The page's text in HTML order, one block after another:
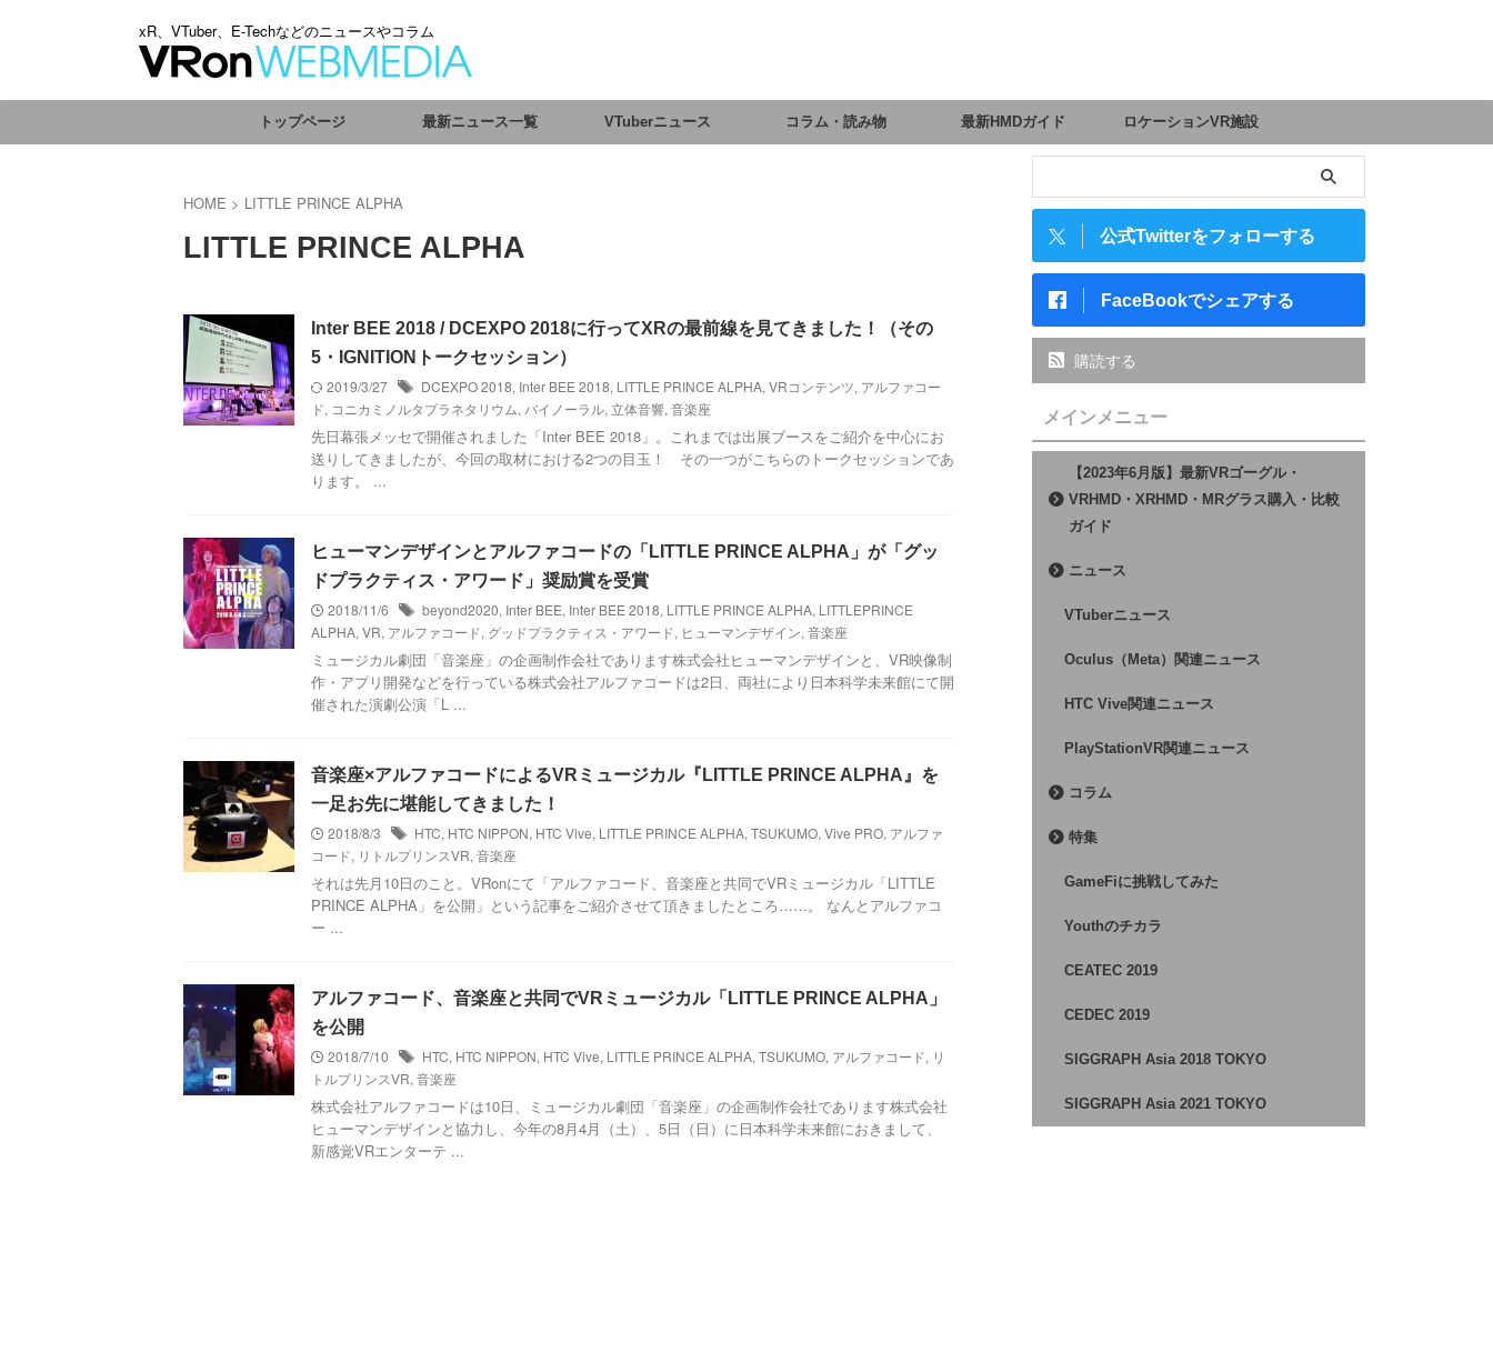
xR、VTuber、E-Techなどのニュースやコラム
トップページ 最新ニュース一覧 VTuberニュース コラム・読み物 最新HMDガイド ロケーションVR施設
HOME > LITTLE PRINCE ALPHA
LITTLE PRINCE ALPHA
Inter BEE 2018 / DCEXPO 2018に行ってXRの最前線を見てきました！（その
5・IGNITIONトークセッション）
2019/3/27
DCEXPO 2018, Inter BEE 2018, LITTLE PRINCE ALPHA, VRコンテンツ, アルファコー
ド, コニカミノルタプラネタリウム, バイノーラル, 立体音響, 音楽座
先日幕張メッセで開催されました「Inter BEE 2018」。これまでは出展ブースをご紹介を中心にお
送りしてきましたが、今回の取材における2つの目玉！ その一つがこちらのトークセッションであ
ります。 ...
ヒューマンデザインとアルファコードの「LITTLE PRINCE ALPHA」が「グッ
ドプラクティス・アワード」奨励賞を受賞
2018/11/6
beyond2020, Inter BEE, Inter BEE 2018, LITTLE PRINCE ALPHA, LITTLEPRINCE
ALPHA, VR, アルファコード, グッドプラクティス・アワード, ヒューマンデザイン, 音楽座
ミュージカル劇団「音楽座」の企画制作会社であります株式会社ヒューマンデザインと、VR映像制
作・アプリ開発などを行っている株式会社アルファコードは2日、両社により日本科学未来館にて開
催された演劇公演「L ...
音楽座×アルファコードによるVRミュージカル『LITTLE PRINCE ALPHA』を
一足お先に堪能してきました！
2018/8/3
HTC, HTC NIPPON, HTC Vive, LITTLE PRINCE ALPHA, TSUKUMO, Vive PRO, アルファ
コード, リトルプリンスVR, 音楽座
それは先月10日のこと。VRonにて「アルファコード、音楽座と共同でVRミュージカル「LITTLE
PRINCE ALPHA」を公開」という記事をご紹介させて頂きましたところ……。 なんとアルファコ
ー ...
アルファコード、音楽座と共同でVRミュージカル「LITTLE PRINCE ALPHA」
を公開
2018/7/10
HTC, HTC NIPPON, HTC Vive, LITTLE PRINCE ALPHA, TSUKUMO, アルファコード, リ
トルプリンスVR, 音楽座
株式会社アルファコードは10日、ミュージカル劇団「音楽座」の企画制作会社であります株式会社
ヒューマンデザインと協力し、今年の8月4月（土）、5日（日）に日本科学未来館におきまして、
新感覚VRエンターテ ...
公式Twitterをフォローする
FaceBookでシェアする
購読する
メインメニュー
【2023年6月版】最新VRゴーグル・
VRHMD・XRHMD・MRグラス購入・比較
ガイド
ニュース
VTuberニュース
Oculus（Meta）関連ニュース
HTC Vive関連ニュース
PlayStationVR関連ニュース
コラム
特集
GameFiに挑戦してみた
Youthのチカラ
CEATEC 2019
CEDEC 2019
SIGGRAPH Asia 2018 TOKYO
SIGGRAPH Asia 2021 TOKYO